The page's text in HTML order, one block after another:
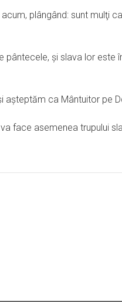
plângând: sunt mulţi
şi slava lor este
aşteptăm ca Mântuitor pe
face asemenea trupului